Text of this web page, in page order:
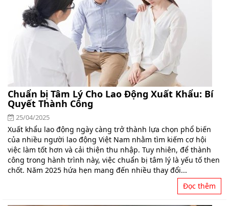
Chuẩn bị Tâm Lý Cho Lao Động Xuất Khẩu: Bí
Quyết Thành Công
25/04/2025
Xuất khẩu lao động ngày càng trở thành lựa chọn phổ biến
của nhiều người lao động Việt Nam nhằm tìm kiếm cơ hội
việc làm tốt hơn và cải thiện thu nhập. Tuy nhiên, để thành
công trong hành trình này, việc chuẩn bị tâm lý là yếu tố then
chốt. Năm 2025 hứa hẹn mang đến nhiều thay đổi...
Đọc thêm